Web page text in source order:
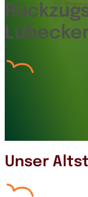
Unser